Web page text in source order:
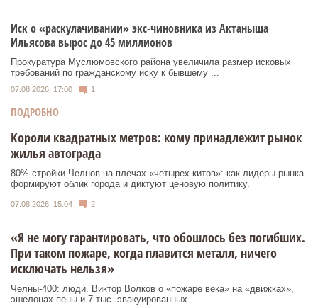
Иск о «раскулачивании» экс-чиновника из Актаныша
Ильясова вырос до 45 миллионов
Прокуратура Муслюмовского района увеличила размер исковых
требований по гражданскому иску к бывшему ...
07.08.2026, 17:00 1
ПОДРОБНО
Короли квадратных метров: кому принадлежит рынок
жилья автограда
80% стройки Челнов на плечах «четырех китов»: как лидеры рынка
формируют облик города и диктуют ценовую политику.
07.08.2026, 15:04 2
«Я не могу гарантировать, что обошлось без погибших.
При таком пожаре, когда плавится металл, ничего
исключать нельзя»
Челны-400: люди. Виктор Волков о «пожаре века» на «движках»,
эшелонах пены и 7 тыс. эвакуированных.